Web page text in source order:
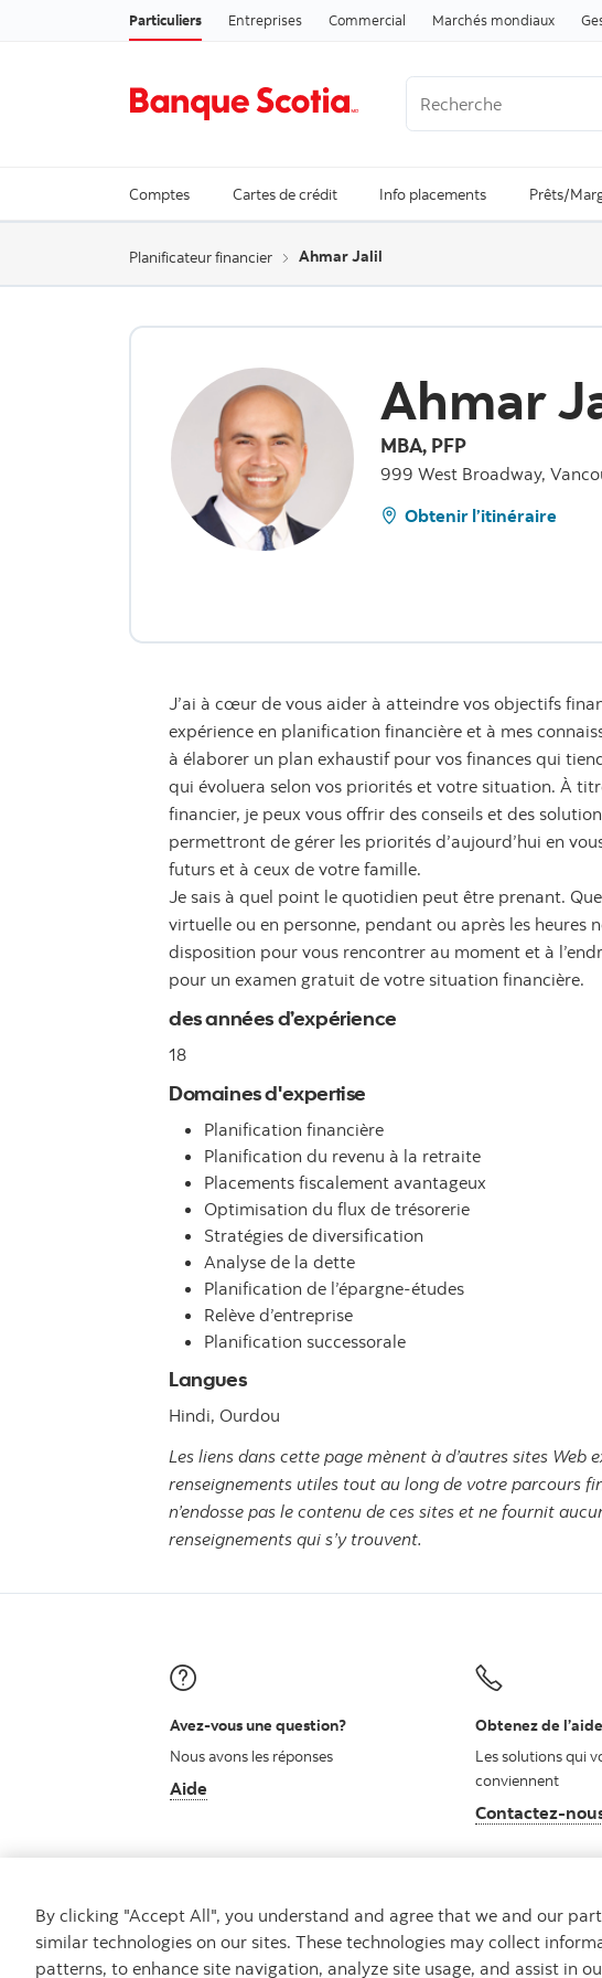
Particuliers Entreprises Commercial Marchés mondiaux
Comptes Cartes de crédit Info placements Prêts/
Planificateur financier Ahmar Jalil
Ahmar
MBA, PFP
999 West Broadway,
Obtenir l’itinéraire
J’ai à cœur de vous aider à atteindre vos objectifs
expérience en planification financière et à mes
à élaborer un plan exhaustif pour vos finances qui
qui évoluera selon vos priorités et votre situation. À
financier, je peux vous offrir des conseils et des
permettront de gérer les priorités d’aujourd’hui en
futurs et à ceux de votre famille.
Je sais à quel point le quotidien peut être prenant.
virtuelle ou en personne, pendant ou après les heures
disposition pour vous rencontrer au moment et à
pour un examen gratuit de votre situation financière.
des années d’expérience
18
Domaines d'expertise
Planification financière
Planification du revenu à la retraite
Placements fiscalement avantageux
Optimisation du flux de trésorerie
Stratégies de diversification
Analyse de la dette
Planification de l’épargne-études
Relève d’entreprise
Planification successorale
Langues
Hindi, Ourdou
Les liens dans cette page mènent à d’autres sites Web
renseignements utiles tout au long de votre parcours
n’endosse pas le contenu de ces sites et ne fournit
renseignements qui s’y trouvent.
Avez-vous une question?
Nous avons les réponses
Aide
Obtenez de l’aide
Les solutions qui
conviennent
Contactez-
Carrières Ma banque à moi Notes juridiques
By clicking "Accept All", you understand and agree that we and our
similar technologies on our sites. These technologies may collect
patterns, to enhance site navigation, analyze site usage, and assist in